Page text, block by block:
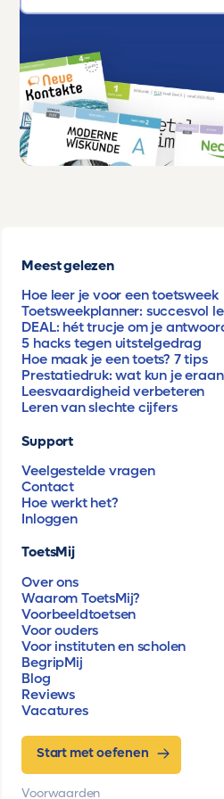
Meest gelezen
Hoe leer je voor een toetsweek
Toetsweekplanner: succesvol
DEAL: hét trucje om je
5 hacks tegen uitstelgedrag
Hoe maak je een toets? 7 tips
Prestatiedruk: wat kun je
Leesvaardigheid verbeteren
Leren van slechte cijfers
Support
Veelgestelde vragen
Contact
Hoe werkt het?
Inloggen
ToetsMij
Over ons
Waarom ToetsMij?
Voorbeeldtoetsen
Voor ouders
Voor instituten en scholen
BegripMij
Blog
Reviews
Vacatures
Start met oefenen
Voorwaarden